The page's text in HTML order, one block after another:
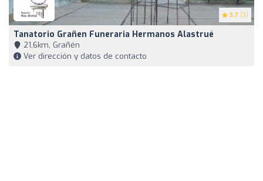
3.7 (3)
Tanatorio Grañen Funeraria Hermanos Alastrué
21,6km, Grañén
Ver dirección y datos de contacto